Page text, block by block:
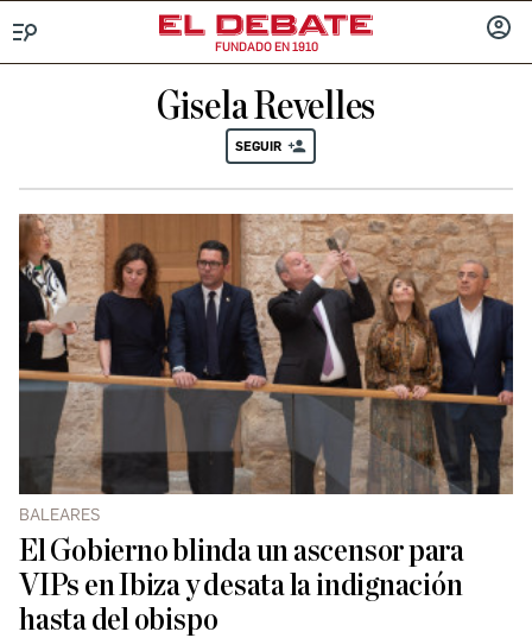
FUNDADO EN 1910
Gisela Revelles
SEGUIR
BALEARES
El Gobierno blinda un ascensor para
VIPs en Ibiza y desata la indignación
hasta del obispo